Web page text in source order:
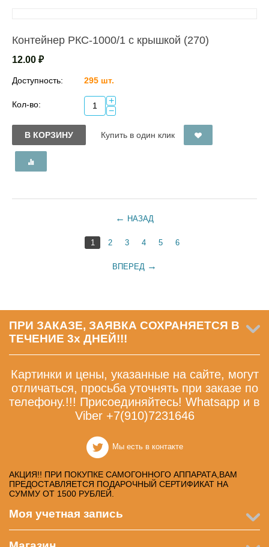
Контейнер РКС-1000/1 с крышкой (270)
12.00 ₽
Доступность: 295 шт.
Кол-во:
+
−
В КОРЗИНУ Купить в один клик
НАЗАД
1 2 3 4 5 6
ВПЕРЕД
ПРИ ЗАКАЗЕ, ЗАЯВКА СОХРАНЯЕТСЯ В
ТЕЧЕНИЕ 3х ДНЕЙ!!!
Картинки и цены, указанные на сайте, могут
отличаться, просьба уточнять при заказе по
телефону.!!! Присоединяйтесь! Whatsapp и в
Viber +7(910)7231646
Мы есть в контакте
АКЦИЯ!! ПРИ ПОКУПКЕ САМОГОННОГО АППАРАТА,ВАМ
ПРЕДОСТАВЛЯЕТСЯ ПОДАРОЧНЫЙ СЕРТИФИКАТ НА
СУММУ ОТ 1500 РУБЛЕЙ.
Моя учетная запись